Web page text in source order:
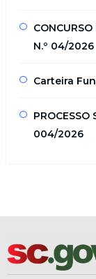
N.º 04/2026
Carteira
PROCESSO
004/2026